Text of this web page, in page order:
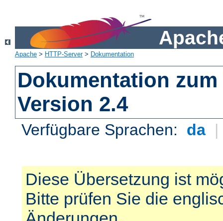
Apache > HTTP-Server> Dokumentation
Dokumentation zum
Version 2.4
Verfügbare Sprachen: da |
Diese Übersetzung ist
Bitte prüfen Sie die